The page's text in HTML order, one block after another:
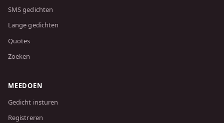
SMS gedichten
Lange gedichten
Quotes
Zoeken
MEEDOEN
Gedicht insturen
Registreren